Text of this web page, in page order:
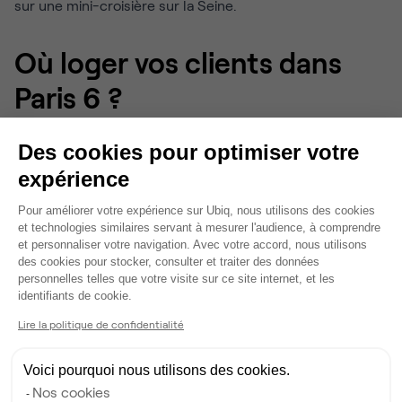
sur une mini-croisière sur la Seine.
Où loger vos clients dans
Paris 6 ?
professionnelle de vos visiteurs. Le 6e propose une belle
variété d’hôtels.
Pour un accueil haut de gamme, l’ Hôtel Lutetia(le seul
palace de la Rive Gauche !) est une référence
internationale. Dans un style plus intimiste, l’Esprit Saint
Germaincombine confort et raffinement.
Pour un standing intermédiaire, l’
localisation centrale et un cadre chaleureux. Enfin, pour
des budgets plus contenus, des adresses situées près
Des cookies pour optimiser votre
expérience
Plateforme de Gestion du
Pour améliorer votre expérience sur Ubiq, nous utilisons des cookies
et technologies similaires servant à mesurer l'audience, à comprendre
et personnaliser votre navigation. Avec votre accord, nous utilisons
des cookies pour stocker, consulter et traiter des données
personnelles telles que votre visite sur ce site internet, et les
identifiants de cookie.
Lire la politique de confidentialité
Voici pourquoi nous utilisons des cookies.
Nos cookies